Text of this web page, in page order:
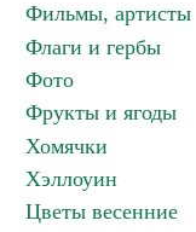
Фильмы, артисты
Флаги и гербы
Фото
Фрукты и ягоды
Хомячки
Хэллоуин
Цветы весенние